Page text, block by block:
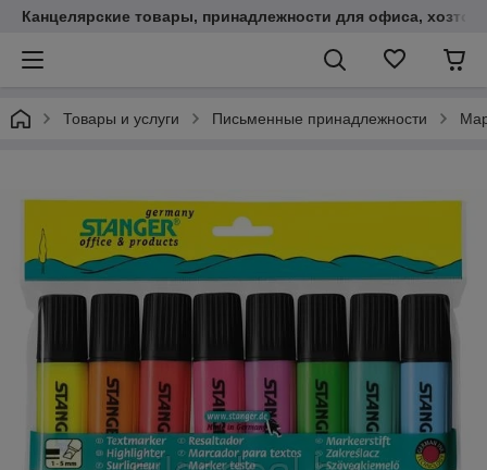
Канцелярские товары, принадлежности для офиса,
Товары и услуги Письменные принадлежности